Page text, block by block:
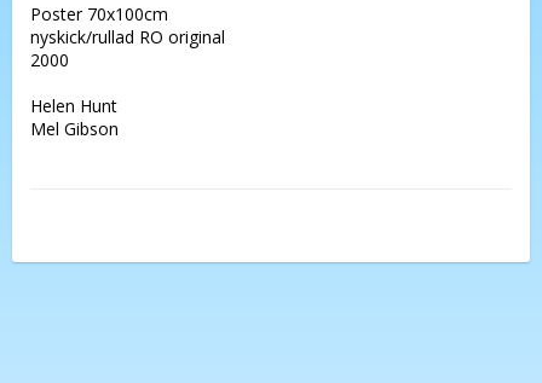
Poster 70x100cm
nyskick/rullad RO original
2000
Helen Hunt
Mel Gibson